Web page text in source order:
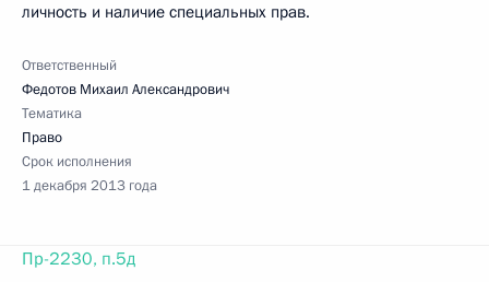
личность и наличие специальных прав.
Ответственный
Федотов Михаил Александрович
Тематика
Право
Срок исполнения
1 декабря 2013 года
Пр-2230, п.5д